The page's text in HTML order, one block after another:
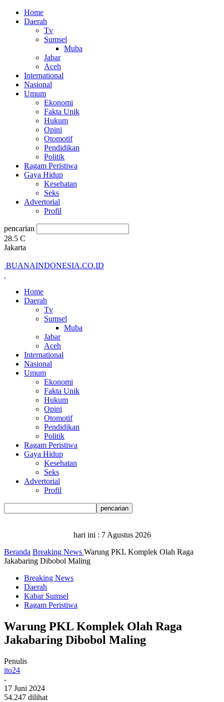
Home
Daerah
Tv
Sumsel
Muba
Jabar
Aceh
International
Nasional
Umum
Ekonomi
Fakta Unik
Hukum
Opini
Otomotif
Pendidikan
Politik
Ragam Peristiwa
Gaya Hidup
Kesehatan
Seks
Advertorial
Profil
pencarian
28.5 C
Jakarta
BUANAINDONESIA.CO.ID
Home
Daerah
Tv
Sumsel
Muba
Jabar
Aceh
International
Nasional
Umum
Ekonomi
Fakta Unik
Hukum
Opini
Otomotif
Pendidikan
Politik
Ragam Peristiwa
Gaya Hidup
Kesehatan
Seks
Advertorial
Profil
hari ini : 7 Agustus 2026
Beranda Breaking News Warung PKL Komplek Olah Raga
Jakabaring Dibobol Maling
Breaking News
Daerah
Kabar Sumsel
Ragam Peristiwa
Warung PKL Komplek Olah Raga
Jakabaring Dibobol Maling
Penulis
ito24
-
17 Juni 2024
54.247 dilihat